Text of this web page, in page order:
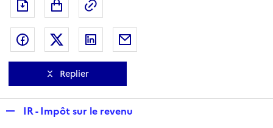
Exporter le document au format pdf
Partager sur Facebook
Partager sur Twitter
Partager sur LinkedIn
Replier
IR - Impôt sur le revenu